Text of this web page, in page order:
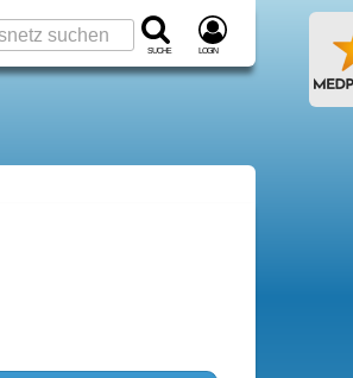
Suche Login